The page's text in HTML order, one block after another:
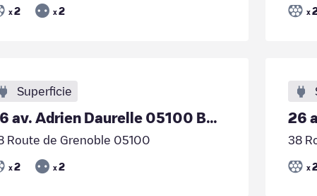
x 2 x 2 x
Superficie
26 av. Adrien Daurelle 05100 BRIANÇON
Route de Grenoble 05100
x 2 x 2
38
x